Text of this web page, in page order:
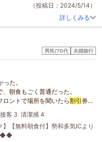
アがお迎えをしてくれます。が
ックがオススメです。
（投稿日：2024/5/14）
詳しくみる
男性/70代 夫婦旅行
た。
朝食もごく普通だった。
ントで場所を聞いたら割引券を
接客 3 清潔感 4
】【無料朝食付】勢和多気ICより
◆◆